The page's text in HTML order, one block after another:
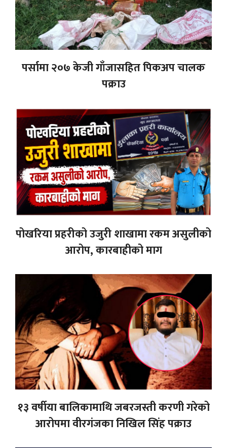
पर्सामा २०७ केजी गाँजासहित पिकअप चालक
पक्राउ
पोखरिया प्रहरीको उजुरी शाखामा रकम असुलीको
आरोप, कारबाहीको माग
१३ वर्षीया बालिकामाथि जबरजस्ती करणी गरेको
आरोपमा वीरगंजका निखिल सिंह पक्राउ